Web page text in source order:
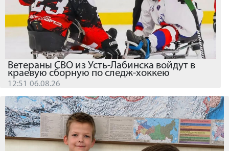
Ветераны СВО из Усть-Лабинска войдут в
краевую сборную по следж-хоккею
12:51 06.08.26